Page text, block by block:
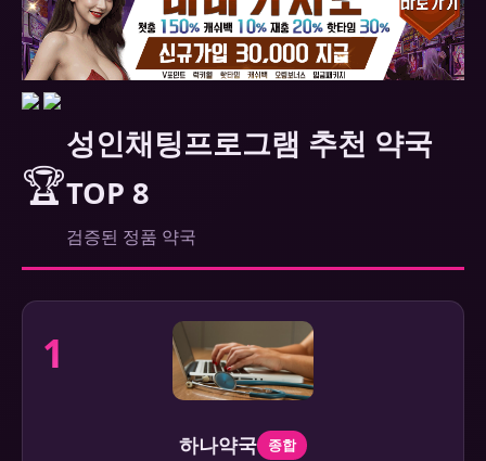
🏆
성인채팅프로그램 추천 약국
TOP 8
검증된 정품 약국
1
하나약국 종합